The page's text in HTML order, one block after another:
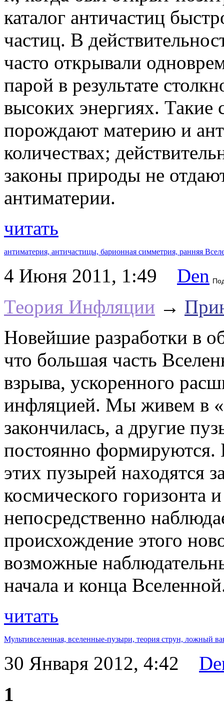
каталог античастиц
частиц. В
часто открывали
парой в результате
высоких энергиях. Такие
порождают материю и
количествах;
законы природы не
антиматерии.
читать
антиматерия, античастицы, барионная симметрия, ранняя
4 Июня 2011, 1:49 Den
Теория Инфляции →
Новейшие разработки в
что большая часть
взрыва, ускоренного
инфляцией. Мы живем в
закончилась, а другие
постоянно формируются.
этих пузырей находятся
космического горизонта
непосредственно
происхождение этого
возможные
начала и конца
читать
Мультивселенная, вселенные-пузыри, теория струн, ложный
30 Января 2012, 4:42
1